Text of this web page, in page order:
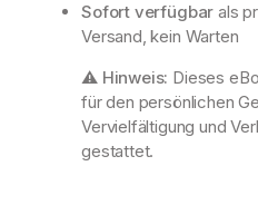
Sofort verfügbar als
Versand, kein Warten
⚠️ Hinweis: Dieses
für den persönlichen
Vervielfältigung und
gestattet.